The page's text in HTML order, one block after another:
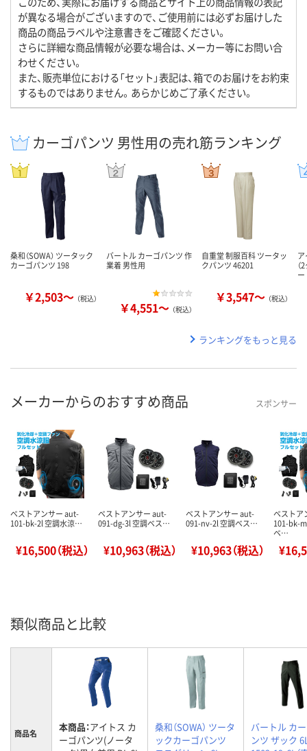
が異なる場合がございますので、ご使用前には必ずお届けした
商品の商品ラベルや注意書きをご確認ください。
さらに詳細な商品情報が必要な場合は、メーカー等にお問い合
わせください。
また、販売単位における「セット」表記は、箱でのお届けをお約束
するものではありません。あらかじめご了承ください。
カーゴパンツ 男性用の売れ筋ランキング
桑和（SOWA） ツータック
カーゴパンツ 198
￥2,503～ （税込）
バートル カーゴパンツ 作
業着 男性用
￥4,551～ （税込）
自重堂 制服百科 ツータッ
クパンツ 46201
￥3,547～ （税込）
ランキングをもっと見る
メーカーからのおすすめ商品 スポンサー
ベストアンサー aut-
101-bk-2l 空調水涼…
¥16,500（税込）
ベストアンサー aut-
091-dg-3l 空調ベス…
¥10,963（税込）
ベストアンサー aut-
091-nv-2l 空調ベス…
¥10,963（税込）
ベストア
101-bk-
ベ…
類似商品と比較
商品名 本商品：アイトス カ
ーゴパンツ(ノータ
桑和（SOWA） ツータ
ックカーゴパンツ
バートル カ
ンツ ザック